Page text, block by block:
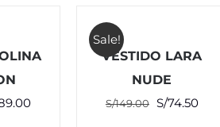
El
Sale!
VESTIDO LARA
NUDE
S/149.00 El
S/74.50El